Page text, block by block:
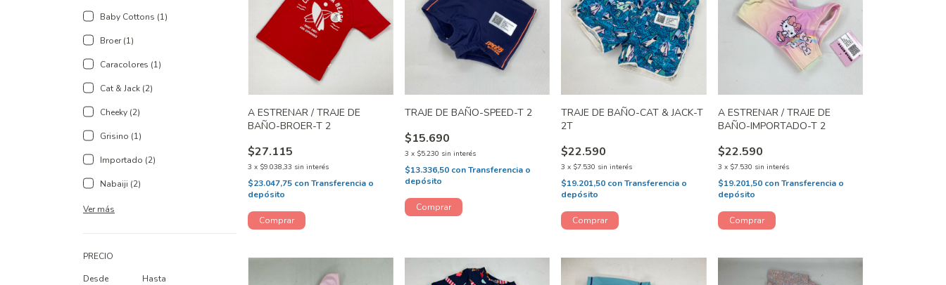
Baby Cottons (1)
Broer (1)
Caracolores (1)
Cat & Jack (2)
Cheeky (2)
Grisino (1)
Importado (2)
Nabaiji (2)
Ver más
PRECIO
Desde
Hasta
A ESTRENAR / TRAJE DE
BAÑO-BROER-T 2
$27.115
3 x $9.038,33 sin interés
$23.047,75 con Transferencia o
depósito
TRAJE DE BAÑO-SPEED-T 2
$15.690
3 x $5.230 sin interés
$13.336,50 con Transferencia o
depósito
TRAJE DE BAÑO-CAT & JACK-T
2T
$22.590
3 x $7.530 sin interés
$19.201,50 conTransferencia o
depósito
A ESTRENAR / TRAJE DE
BAÑO-IMPORTADO-T 2
$22.590
3 x $7.530 sin interés
$19.201,50 con Transferencia o
depósito